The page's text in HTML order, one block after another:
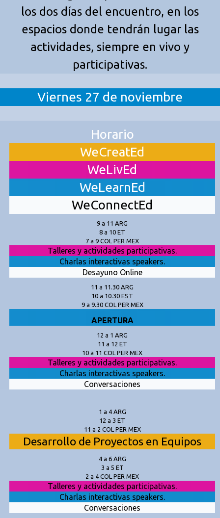
los dos días del encuentro, en los
espacios donde tendrán lugar las
actividades, siempre en vivo y
participativas.
Viernes 27 de noviembre
Horario
WeCreatEd
WeLivEd
WeLearnEd
WeConnectEd
9 a 11 ARG
8 a 10 ET
7 a 9 COL PER MEX
Talleres y actividades participativas.
Charlas interactivas speakers.
Desayuno Online
11 a 11.30 ARG
10 a 10.30 EST
9 a 9.30 COL PER MEX
APERTURA
12 a 1 ARG
11 a 12 ET
10 a 11 COL PER MEX
Talleres y actividades participativas.
Charlas interactivas speakers.
Conversaciones
1 a 4 ARG
12 a 3 ET
11 a 2 COL PER MEX
Desarrollo de Proyectos en Equipos
4 a 6 ARG
3 a 5 ET
2 a 4 COL PER MEX
Talleres y actividades participativas.
Charlas interactivas speakers.
Conversaciones